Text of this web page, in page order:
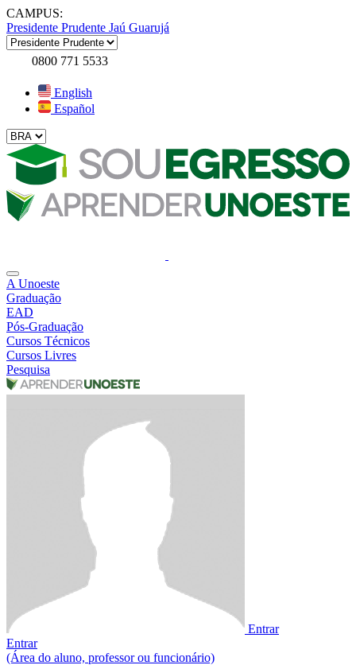
CAMPUS:
Presidente Prudente Jaú Guarujá
0800 771 5533
English
Español
A Unoeste
Graduação
EAD
Pós-Graduação
Cursos Técnicos
Cursos Livres
Pesquisa
Entrar
Entrar
(Área do aluno, professor ou funcionário)